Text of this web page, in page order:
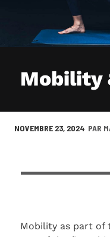
Mobility
NOVEMBRE 23, 2024 PAR
Mobility as part of